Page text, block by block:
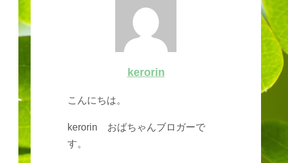
kerorin
こんにちは。
kerorin おばちゃんブロガーで
す。